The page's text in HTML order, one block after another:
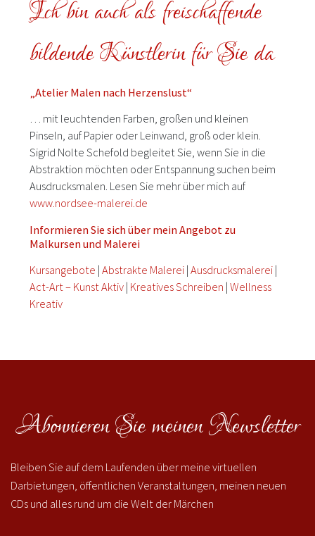
Ich bin auch als freischaffende
bildende Künstlerin für Sie da
„Atelier Malen nach Herzenslust“
… mit leuchtenden Farben, großen und kleinen
Pinseln, auf Papier oder Leinwand, groß oder klein.
Sigrid Nolte Schefold begleitet Sie, wenn Sie in die
Abstraktion möchten oder Entspannung suchen beim
Ausdrucksmalen. Lesen Sie mehr über mich auf
www.nordsee-malerei.de
Informieren Sie sich über mein Angebot zu
Malkursen und Malerei
Kursangebote |Abstrakte Malerei |Ausdrucksmalerei |
Act-Art – Kunst Aktiv | Kreatives Schreiben |Wellness
Kreativ
Abonnieren Sie meinen Newsletter
Bleiben Sie auf dem Laufenden über meine virtuellen
Darbietungen, öffentlichen Veranstaltungen, meinen neuen
CDs und alles rund um die Welt der Märchen